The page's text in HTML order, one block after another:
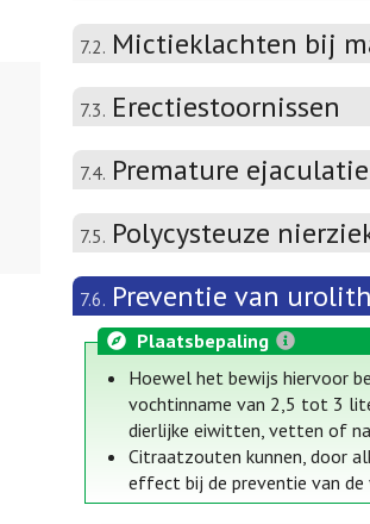
7.2. Mictieklachten bij
7.3. Erectiestoornissen
7.4. Premature ejaculatie
7.5. Polycysteuze
7.6. Preventie van
Plaatsbepaling
Hoewel het bewijs hiervoor
vochtinname van 2,5 tot 3
dierlijke eiwitten, vetten of
Citraatzouten kunnen, door
effect bij de preventie van